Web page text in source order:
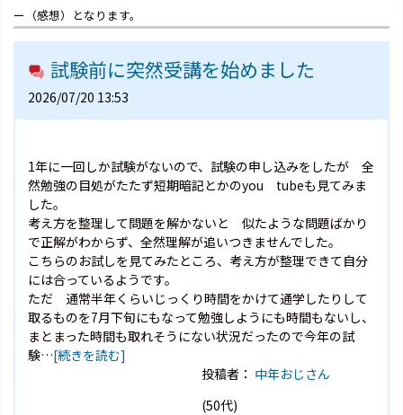
ー（感想）となります。
試験前に突然受講を始めました
2026/07/20 13:53
1年に一回しか試験がないので、試験の申し込みをしたが 全
然勉強の目処がたたず短期暗記とかのyou tubeも見てみま
した。
考え方を整理して問題を解かないと 似たような問題ばかり
で正解がわからず、全然理解が追いつきませんでした。
こちらのお試しを見てみたところ、考え方が整理できて自分
には合っているようです。
ただ 通常半年くらいじっくり時間をかけて通学したりして
取るものを7月下旬にもなって勉強しようにも時間もないし、
まとまった時間も取れそうにない状況だったので今年の試
験…[続きを読む]
投稿者： 中年おじさん
(50代)